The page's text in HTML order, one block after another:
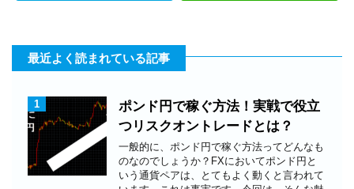
最近よく読まれている記事
1
ポンド円で稼ぐ方法！実戦で役立
つリスクオントレードとは？
一般的に、ポンド円で稼ぐ方法ってどんなも
のなのでしょうか？FXにおいてポンド円と
いう通貨ペアは、とてもよく動くと言われて